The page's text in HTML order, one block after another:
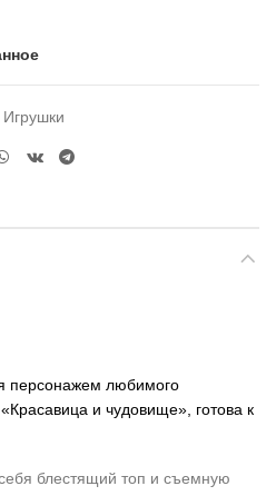
персонажем любимого
и чудовище», готова к
блестящий топ и съемную